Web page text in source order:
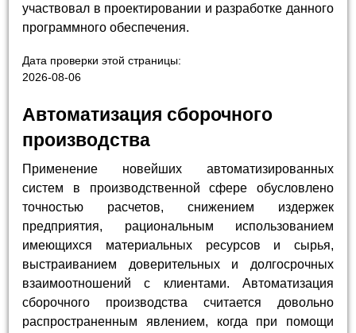
участвовал в проектировании и разработке данного
программного обеспечения.
Дата проверки этой страницы:
2026-08-06
Автоматизация сборочного
производства
Применение новейших автоматизированных
систем в производственной сфере обусловлено
точностью расчетов, снижением издержек
предприятия, рациональным использованием
имеющихся материальных ресурсов и сырья,
выстраиванием доверительных и долгосрочных
взаимоотношений с клиентами. Автоматизация
сборочного производства считается довольно
распространенным явлением, когда при помощи